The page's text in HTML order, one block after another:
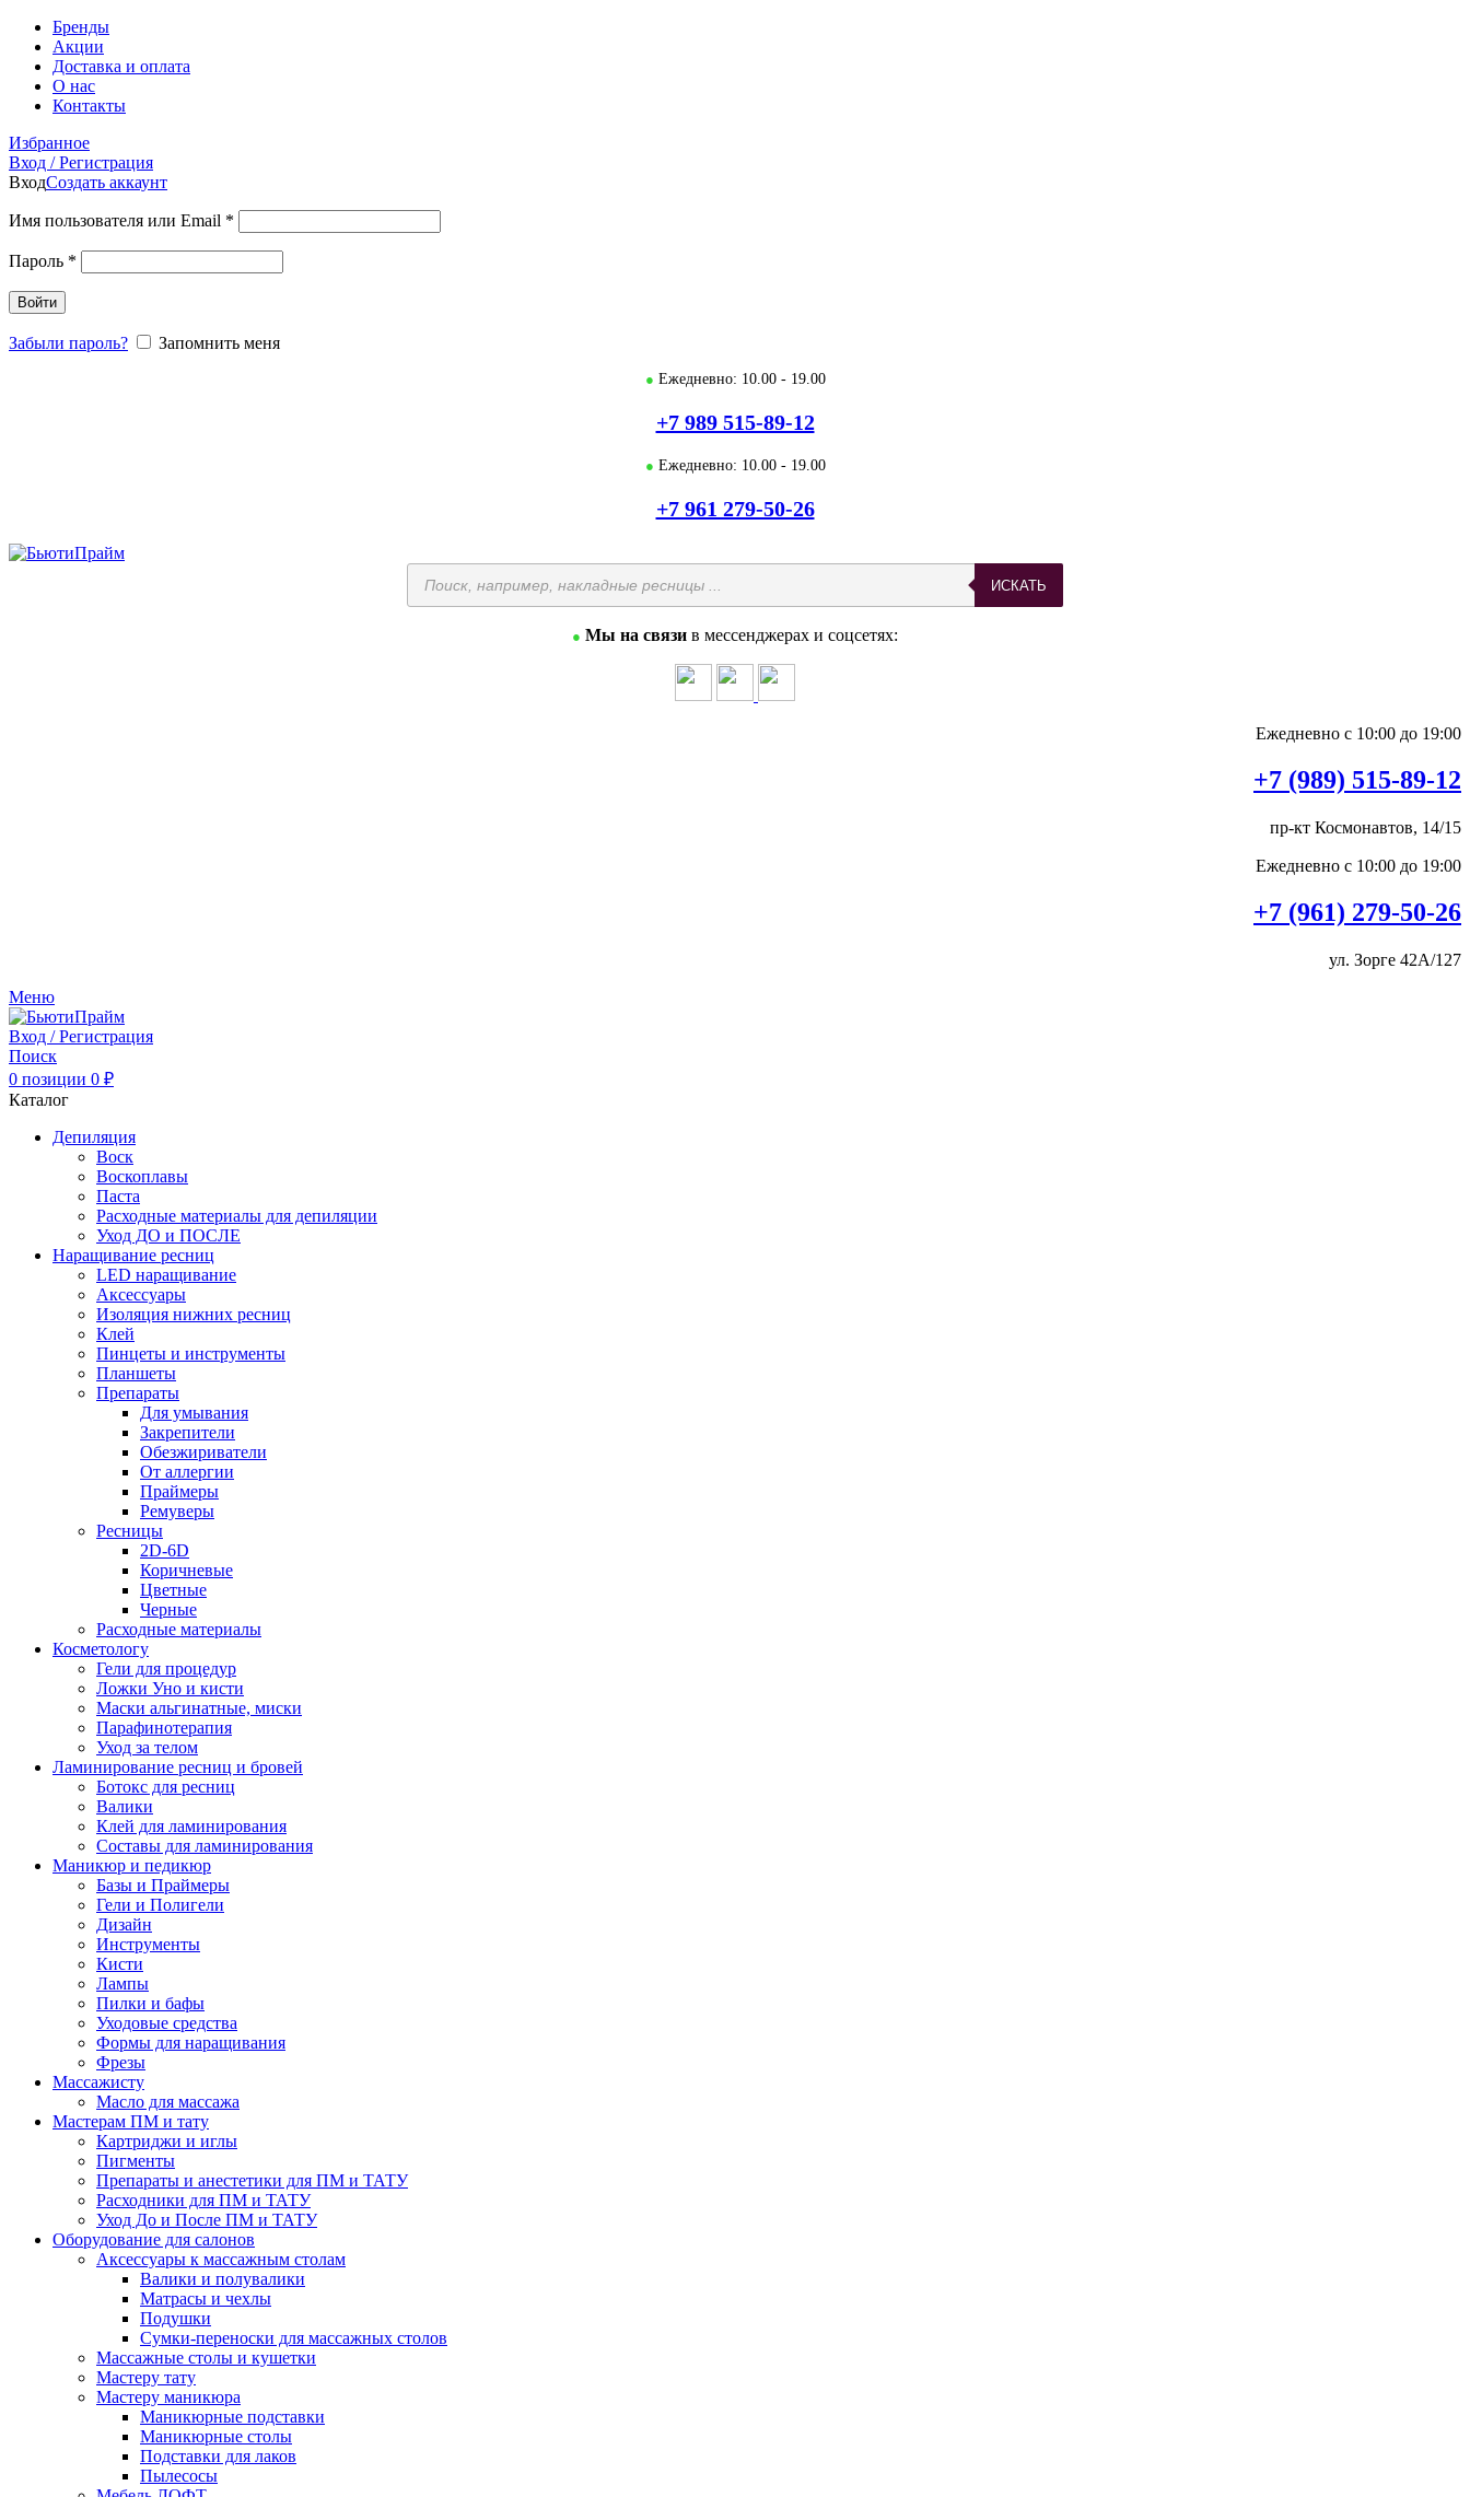
Бренды
Акции
Доставка и оплата
О нас
Контакты
Избранное
Вход / Регистрация
ВходСоздать аккаунт
Имя пользователя или Email *
Пароль *
Войти
Забыли пароль? Запомнить меня
● Ежедневно: 10.00 - 19.00
+7 989 515-89-12
● Ежедневно: 10.00 - 19.00
+7 961 279-50-26
ИСКАТЬ
● Мы на связи в мессенджерах и соцсетях:
Ежедневно с 10:00 до 19:00
+7 (989) 515-89-12
пр-кт Космонавтов, 14/15
Ежедневно с 10:00 до 19:00
+7 (961) 279-50-26
ул. Зорге 42А/127
Меню
Вход / Регистрация
Поиск
0 позиции 0 ₽
Каталог
Депиляция
Воск
Воскоплавы
Паста
Расходные материалы для депиляции
Уход ДО и ПОСЛЕ
Наращивание ресниц
LED наращивание
Аксессуары
Изоляция нижних ресниц
Клей
Пинцеты и инструменты
Планшеты
Препараты
Для умывания
Закрепители
Обезжириватели
От аллергии
Праймеры
Ремуверы
Ресницы
2D-6D
Коричневые
Цветные
Черные
Расходные материалы
Косметологу
Гели для процедур
Ложки Уно и кисти
Маски альгинатные, миски
Парафинотерапия
Уход за телом
Ламинирование ресниц и бровей
Ботокс для ресниц
Валики
Клей для ламинирования
Составы для ламинирования
Маникюр и педикюр
Базы и Праймеры
Гели и Полигели
Дизайн
Инструменты
Кисти
Лампы
Пилки и бафы
Уходовые средства
Формы для наращивания
Фрезы
Массажисту
Масло для массажа
Мастерам ПМ и тату
Картриджи и иглы
Пигменты
Препараты и анестетики для ПМ и ТАТУ
Расходники для ПМ и ТАТУ
Уход До и После ПМ и ТАТУ
Оборудование для салонов
Аксессуары к массажным столам
Валики и полувалики
Матрасы и чехлы
Подушки
Сумки-переноски для массажных столов
Массажные столы и кушетки
Мастеру тату
Мастеру маникюра
Маникюрные подставки
Маникюрные столы
Подставки для лаков
Пылесосы